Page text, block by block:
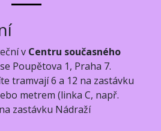
v Centru současného
Poupětova 1, Praha 7.
tramvají 6 a 12 na zastávku
metrem (linka C, např.
zastávku Nádraží